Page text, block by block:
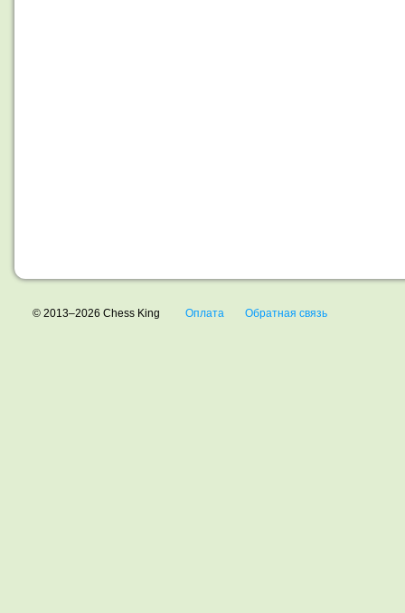
© 2013–2026 Chess King Оплата Обратная связь